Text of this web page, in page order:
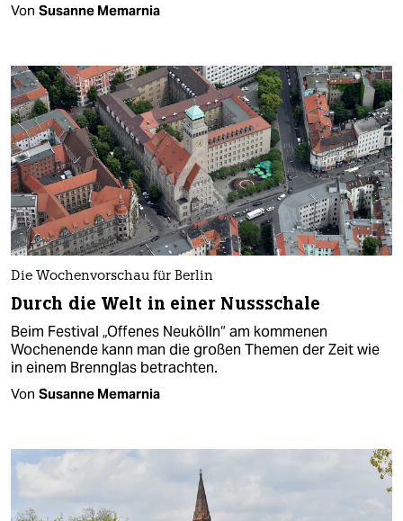
Von Susanne Memarnia
Die Wochenvorschau für Berlin
Durch die Welt in einer Nussschale
Beim Festival „Offenes Neukölln“ am kommenen
Wochenende kann man die großen Themen der Zeit wie
in einem Brennglas betrachten.
Von Susanne Memarnia